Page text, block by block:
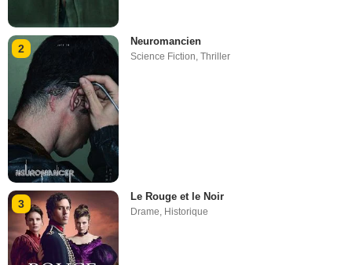
2
Neuromancien
Science Fiction ,Thriller
3
Le Rouge et le Noir
Drame, Historique